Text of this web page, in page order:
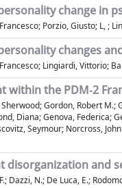
change in
Porzio, Giusto; L, ;
changes
Lingiardi, Vittorio;
within the PDM‑2
Gordon, Robert M.;
Diana; Genova, Federica;
Seymour; Norcross,
disorganization and
Dazzi, N.; De Luca, E.;